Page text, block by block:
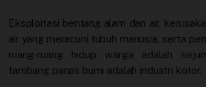
Eksploitasi bentang alam dan air,
air yang meracuni tubuh manusia, serta
ruang-ruang hidup warga adalah
tambang panas bumi adalah industri kotor.